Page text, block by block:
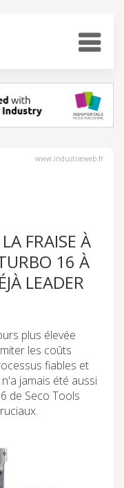
www.industrieweb.fr
FRAISE À
16 À
LEADER
plus élevée
les coûts
fiables et
jamais été aussi
de Seco Tools